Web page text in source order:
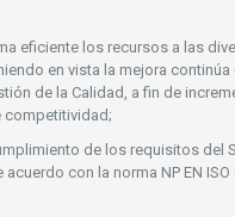
eficiente los recursos a las
en vista la mejora continúa
de la Calidad, a fin de
competitividad;
de los requisitos del
con la norma NP EN ISO